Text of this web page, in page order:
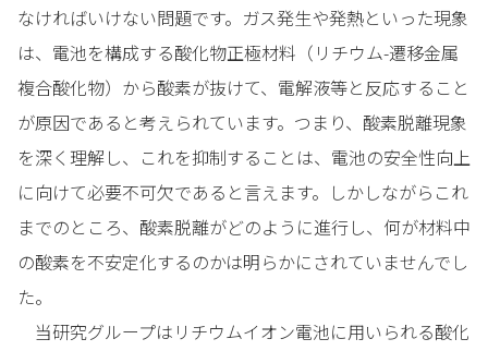
なければいけない問題です。ガス発生や発熱といった現象
は、電池を構成する酸化物正極材料（リチウム-遷移金属
複合酸化物）から酸素が抜けて、電解液等と反応すること
が原因であると考えられています。つまり、酸素脱離現象
を深く理解し、これを抑制することは、電池の安全性向上
に向けて必要不可欠であると言えます。しかしながらこれ
までのところ、酸素脱離がどのように進行し、何が材料中
の酸素を不安定化するのかは明らかにされていませんでし
た。
当研究グループはリチウムイオン電池に用いられる酸化